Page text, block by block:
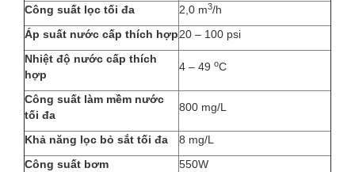
Công suất lọc tối đa
2,0 m3/h
Áp suất nước cấp thích hợp20 – 100 psi
Nhiệt độ nước cấp thích
hợp
4 – 49 oC
Công suất làm mềm nước
tối đa
800 mg/L
Khả năng lọc bỏ sắt tối đa
8 mg/L
Công suất bơm
550W